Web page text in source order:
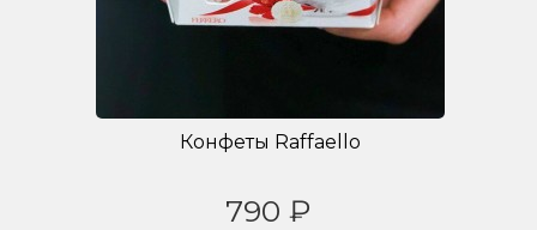
Конфеты Raffaello
790 ₽